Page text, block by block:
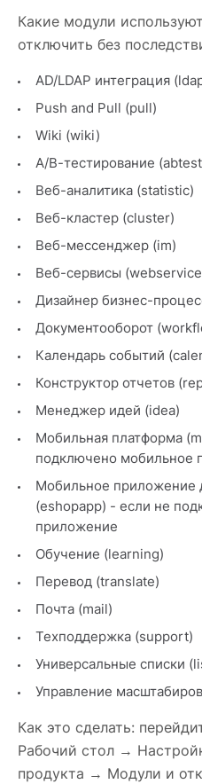
Какие модули
отключить без
AD/LDAP интеграция
Push and Pull (pull)
Wiki (wiki)
А/B-тестирование
Веб-аналитика (statistic)
Веб-кластер (cluster)
Веб-мессенджер (im)
Веб-сервисы
Дизайнер бизнес-
Документооборот
Календарь событий
Конструктор отчетов
Менеджер идей (idea)
Мобильная платформа
подключено мобильное
Мобильное приложение
(eshopapp) - если не
приложение
Обучение (learning)
Перевод (translate)
Почта (mail)
Техподдержка (support)
Универсальные списки
Управление
Как это сделать:
Рабочий стол →
продукта → Модули и